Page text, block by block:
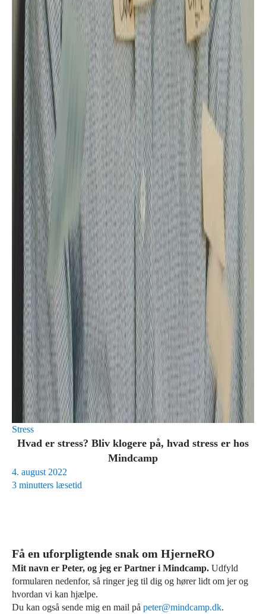
Stress
Hvad er stress? Bliv klogere på, hvad stress er hos
Mindcamp
4. august 2022
3 minutters læsetid
Få en uforpligtende snak om HjerneRO
Mit navn er Peter, og jeg er Partner i Mindcamp. Udfyld
formularen nedenfor, så ringer jeg til dig og hører lidt om jer og
hvordan vi kan hjælpe.
Du kan også sende mig en mail på peter@mindcamp.dk.